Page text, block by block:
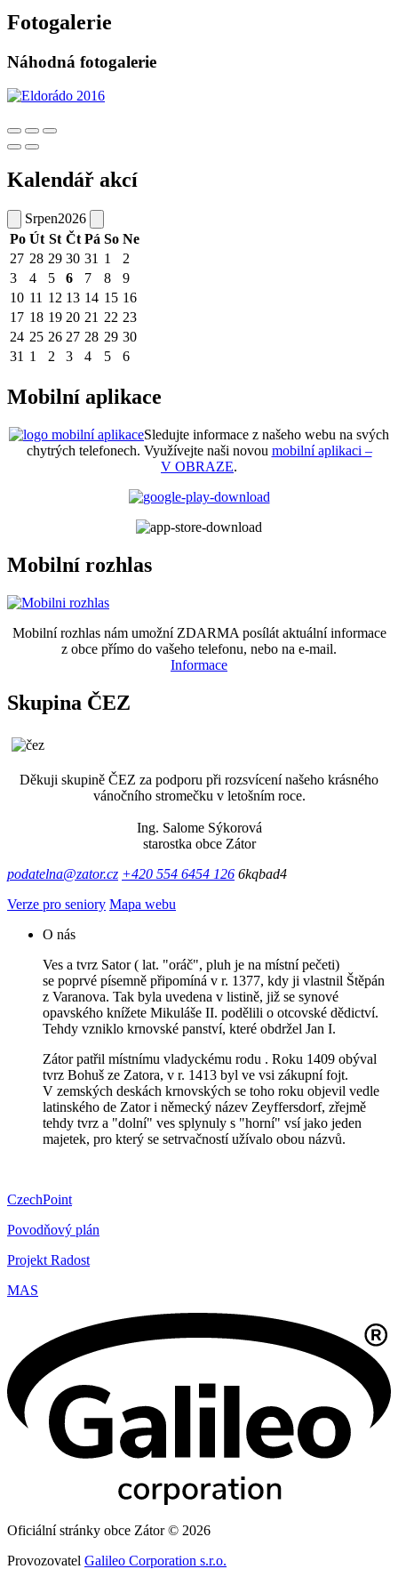
Fotogalerie
Náhodná fotogalerie
Kalendář akcí
Srpen2026
Po Út St Čt Pá So Ne
27 28 29 30 31 1
2
3
4 5 6 7 8
9
10 11 12 13 14 15 16
17 18 19 20 21 22 23
24 25 26 27 28 29 30
31 1 2 3 4 5 6
Mobilní aplikace
Sledujte informace z našeho webu na svých
chytrých telefonech. Využívejte naši novou mobilní aplikaci –
V OBRAZE.
Mobilní rozhlas
Mobilní rozhlas nám umožní ZDARMA posílát aktuální informace
z obce přímo do vašeho telefonu, nebo na e-mail.
Informace
Skupina ČEZ
Děkuji skupině ČEZ za podporu při rozsvícení našeho krásného
vánočního stromečku v letošním roce.
Ing. Salome Sýkorová
starostka obce Zátor
podatelna@zator.cz +420 554 6454 126 6kqbad4
Verze pro seniory Mapa webu
O nás
Ves a tvrz Sator ( lat. "oráč", pluh je na místní pečeti)
se poprvé písemně připomíná v r. 1377, kdy ji vlastnil Štěpán
z Varanova. Tak byla uvedena v listině, již se synové
opavského knížete Mikuláše II. podělili o otcovské dědictví.
Tehdy vzniklo krnovské panství, které obdržel Jan I.
Zátor patřil místnímu vladyckému rodu . Roku 1409 obýval
tvrz Bohuš ze Zatora, v r. 1413 byl ve vsi zákupní fojt.
V zemských deskách krnovských se toho roku objevil vedle
latinského de Zator i německý název Zeyffersdorf, zřejmě
tehdy tvrz a "dolní" ves splynuly s "horní" vsí jako jeden
majetek, pro který se setrvačností užívalo obou názvů.
CzechPoint
Povodňový plán
Projekt Radost
MAS
Oficiální stránky obce Zátor © 2026
Provozovatel Galileo Corporation s.r.o.